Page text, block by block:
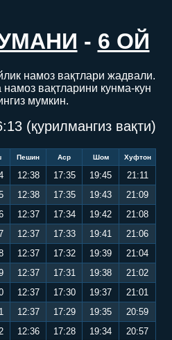
- 6 ОЙ
намоз вақтлари жадвали.
вақтларини кунма-кун
мумкин.
(қурилмангиз вақти)
Пешин Аср Шом Хуфтон
12:38 17:35 19:45
21:11
12:38 17:35 19:43
21:09
12:37 17:34 19:42
21:08
12:37 17:33 19:41
21:06
12:37 17:32 19:39
21:04
12:37 17:31 19:38
21:02
12:37 17:30 19:37
21:01
12:37 17:29 19:35
20:59
12:36 17:28 19:34
20:57